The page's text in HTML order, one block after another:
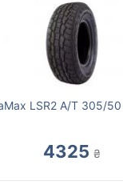
LSR2 A/T 305/50
4325 ₴